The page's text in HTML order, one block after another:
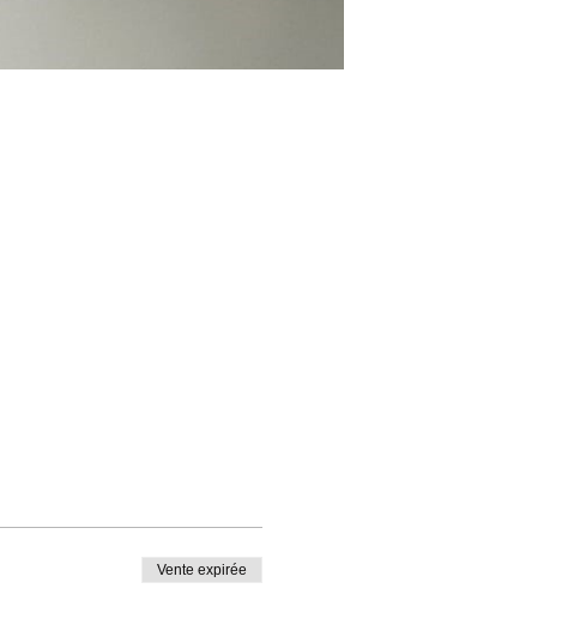
Vente expirée